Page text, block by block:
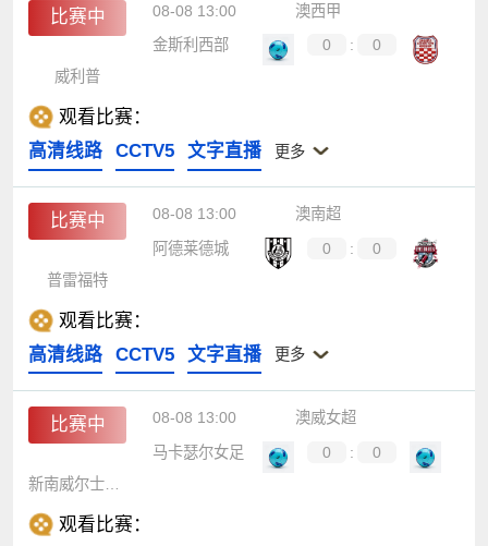
比赛中 08-08 13:00
澳西甲
金斯利西部
0 :
0
威利普
观看比赛：
高清线路
CCTV5 文字直播 更多
比赛中 08-08 13:00
澳南超
阿德莱德城
0 :
0
普雷福特
观看比赛：
高清线路
CCTV5 文字直播 更多
比赛中 08-08 13:00
澳威女超
马卡瑟尔女足
0 :
0
观看比赛：